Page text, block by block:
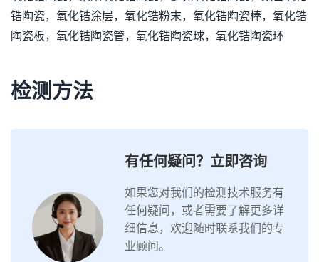
锆陶瓷，氧化锆涂层，氧化锆粉末，氧化锆陶瓷棒，氧化锆
陶瓷板，氧化锆陶瓷管，氧化锆陶瓷球，氧化锆陶瓷环
检测方法
有任何疑问？立即咨询
如果您对我们的检测技术服务有
任何疑问，或者需要了解更多详
细信息，欢迎随时联系我们的专
业顾问。